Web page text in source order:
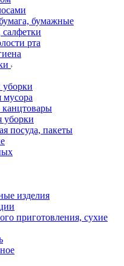
бумажные
рта
уборки
канцтовары
уборки
посуда, пакеты
изделия
приготовления, сухие